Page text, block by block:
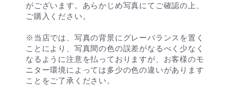
がございます。あらかじめ写真にてご確認の上、
ご購入ください。
※当店では、写真の背景にグレーバランスを置く
ことにより、写真間の色の誤差がなるべく少なく
なるように注意を払っておりますが、お客様のモ
ニター環境によっては多少の色の違いがあります
ことをご了承ください。